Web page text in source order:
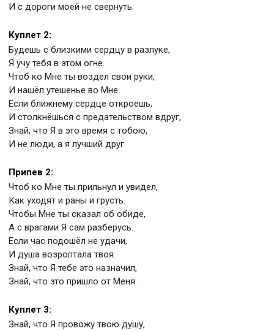
И с дороги моей не свернуть.
Куплет 2:
Будешь с близкими сердцу в разлуке,
Я учу тебя в этом огне.
Чтоб ко Мне ты воздел свои руки,
И нашёл утешенье во Мне.
Если ближнему сердце откроешь,
И столкнёшься с предательством вдруг,
Знай, что Я в это время с тобою,
И не люди, а я лучший друг.
Припев 2:
Чтоб ко Мне ты прильнул и увидел,
Как уходят и раны и грусть.
Чтобы Мне ты сказал об обиде,
А с врагами Я сам разберусь.
Если час подошёл не удачи,
И душа возроптала твоя.
Знай, что Я тебе это назначил,
Знай, что это пришло от Меня.
Куплет 3:
Знай, что Я провожу твою душу,